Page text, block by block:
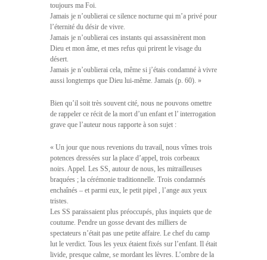
toujours ma Foi.
Jamais je n’oublierai ce silence nocturne qui m’a privé pour
l’éternité du désir de vivre.
Jamais je n’oublierai ces instants qui assassinèrent mon
Dieu et mon âme, et mes refus qui prirent le visage du
désert.
Jamais je n’oublierai cela, même si j’étais condamné à vivre
aussi longtemps que Dieu lui-même. Jamais (p. 60). »
Bien qu’il soit très souvent cité, nous ne pouvons omettre
de rappeler ce récit de la mort d’un enfant et l’ interrogation
grave que l’auteur nous rapporte à son sujet :
« Un jour que nous revenions du travail, nous vîmes trois
potences dressées sur la place d’appel, trois corbeaux
noirs. Appel. Les SS, autour de nous, les mitrailleuses
braquées ; la cérémonie traditionnelle. Trois condamnés
enchaînés – et parmi eux, le petit pipel , l’ange aux yeux
tristes.
Les SS paraissaient plus préoccupés, plus inquiets que de
coutume. Pendre un gosse devant des milliers de
spectateurs n’était pas une petite affaire. Le chef du camp
lut le verdict. Tous les yeux étaient fixés sur l’enfant. Il était
livide, presque calme, se mordant les lèvres. L’ombre de la